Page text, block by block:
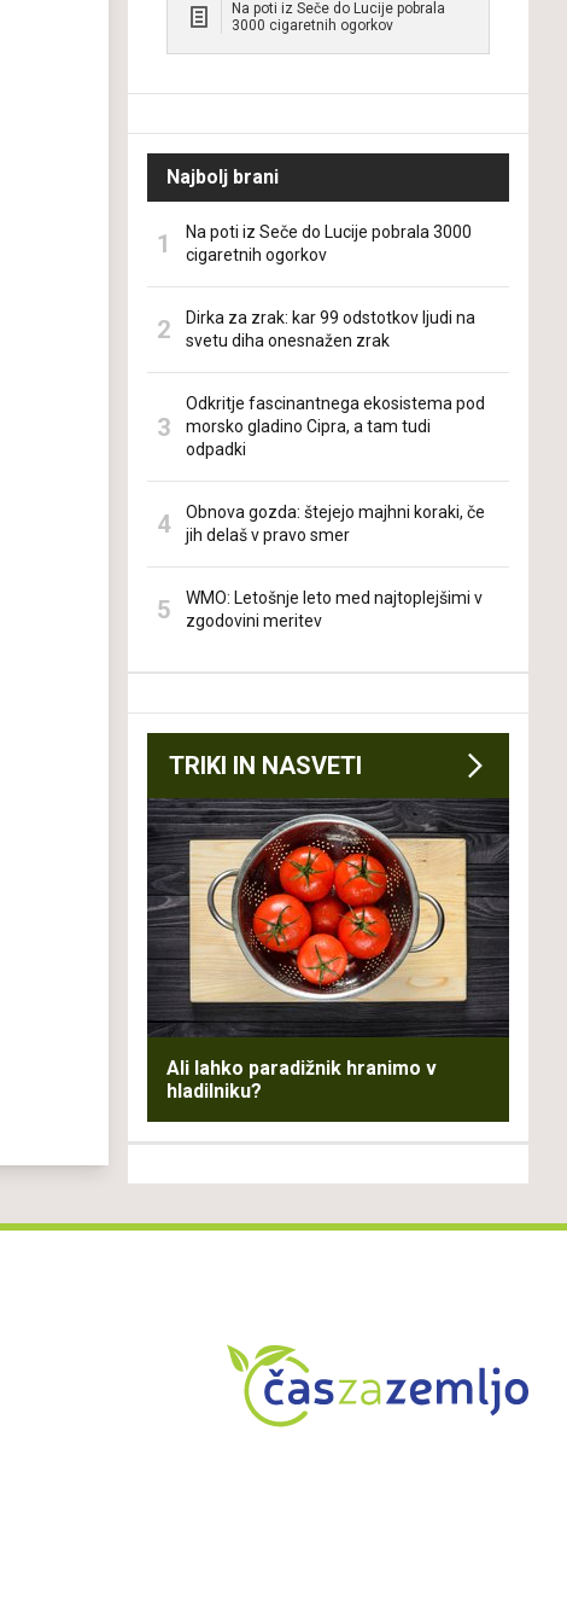
Na poti iz Seče do Lucije pobrala
3000 cigaretnih ogorkov
Najbolj brani
Na poti iz Seče do Lucije pobrala 3000
cigaretnih ogorkov
Dirka za zrak: kar 99 odstotkov ljudi na
svetu diha onesnažen zrak
Odkritje fascinantnega ekosistema pod
morsko gladino Cipra, a tam tudi
odpadki
Obnova gozda: štejejo majhni koraki, če
jih delaš v pravo smer
WMO: Letošnje leto med najtoplejšimi v
zgodovini meritev
TRIKI IN NASVETI
Ali lahko paradižnik hranimo v
hladilniku?